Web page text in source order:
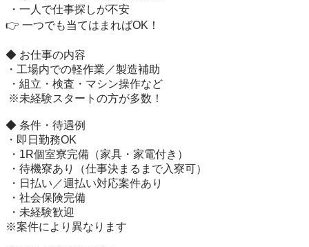
👉 一つでも当てはまればOK！
◆ お仕事の内容
・工場内での軽作業／製造補助
◆ 条件・待遇例
・即日勤務OK
※案件により異なります